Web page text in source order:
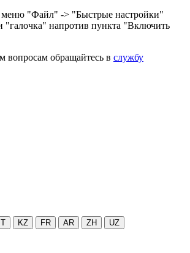
меню "Файл" -> "Быстрые настройки"
"галочка" напротив пункта "Включить
вопросам обращайтесь в службу
KZ FR AR ZH
UZ